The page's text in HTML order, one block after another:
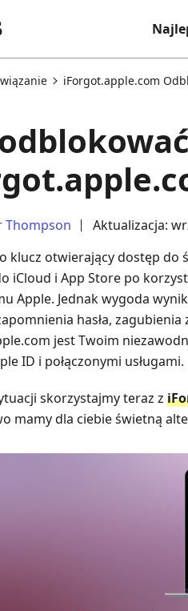
iForgot.apple.com
Thompson Aktualizacja:
klucz otwierający dostęp do
iCloud i App Store po
Apple. Jednak wygoda
hasła,
jest Twoim
ID i połączonymi usługami.
skorzystajmy teraz z
mamy dla ciebie świetną